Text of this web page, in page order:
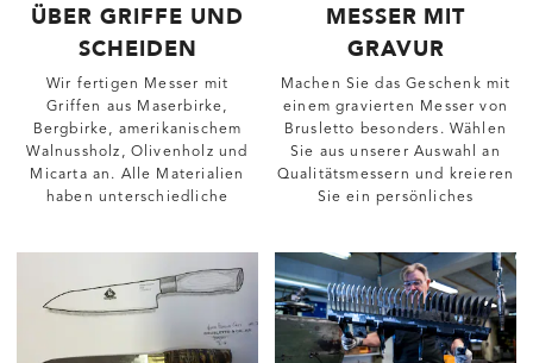
ÜBER GRIFFE UND
SCHEIDEN
Wir fertigen Messer mit
Griffen aus Maserbirke,
Bergbirke, amerikanischem
Walnussholz, Olivenholz und
Micarta an. Alle Materialien
haben unterschiedliche
MESSER MIT
GRAVUR
Machen Sie das Geschenk mit
einem gravierten Messer von
Brusletto besonders. Wählen
Sie aus unserer Auswahl an
Qualitätsmessern und kreieren
Sie ein persönliches
wird.